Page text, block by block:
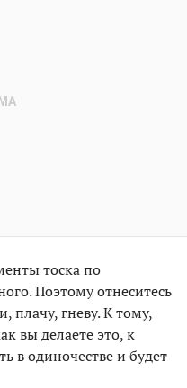
тоска по
Поэтому отнеситесь
плачу, гневу. К тому,
вы делаете это, к
в одиночестве и будет